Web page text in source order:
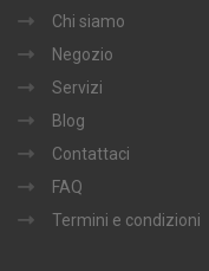
Chi siamo
Negozio
Servizi
Blog
Contattaci
FAQ
Termini e condizioni